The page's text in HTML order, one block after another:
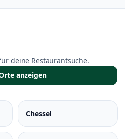
deine Restaurantsuche.
anzeigen
Chessel